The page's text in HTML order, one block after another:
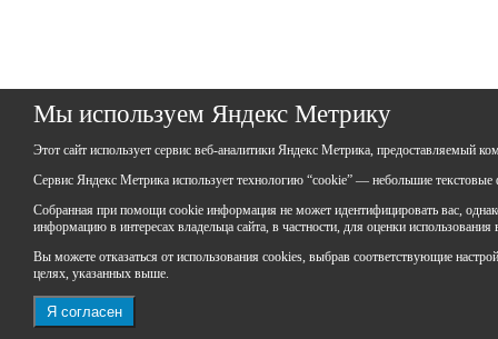
Мы используем Яндекс Метрику
Этот сайт использует сервис веб-аналитики Яндекс Метрика,
Сервис Яндекс Метрика использует технологию “cookie” — небольшие
Собранная при помощи cookie информация не может идентифицировать вас,
информацию в интересах владельца сайта, в частности, для оценки
Вы можете отказаться от использования cookies, выбрав соответствующие
целях, указанных выше.
Я согласен